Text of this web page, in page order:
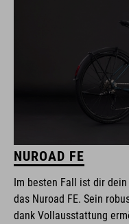
NUROAD FE
Im besten Fall ist dir
das Nuroad FE. Sein
dank Vollausstattung